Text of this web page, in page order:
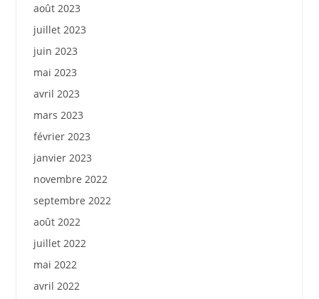
août 2023
juillet 2023
juin 2023
mai 2023
avril 2023
mars 2023
février 2023
janvier 2023
novembre 2022
septembre 2022
août 2022
juillet 2022
mai 2022
avril 2022